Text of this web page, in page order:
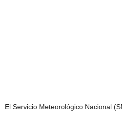
El Servicio Meteorológico Nacional